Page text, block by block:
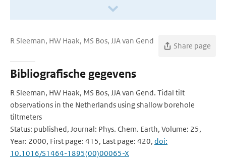
R Sleeman, HW Haak, MS Bos, JJA van Gend
Share page
Bibliografische gegevens
R Sleeman, HW Haak, MS Bos, JJA van Gend. Tidal tilt
observations in the Netherlands using shallow borehole
tiltmeters
Status: published, Journal: Phys. Chem. Earth, Volume: 25,
Year: 2000, First page: 415, Last page: 420, doi:
10.1016/S1464-1895(00)00065-X